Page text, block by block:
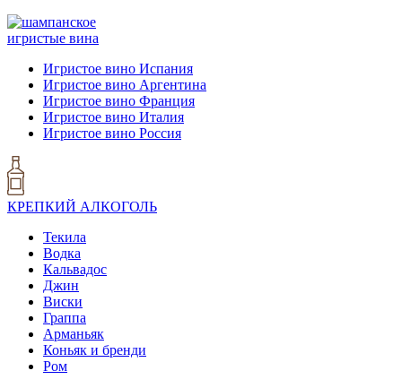
игристые вина
Игристое вино Испания
Игристое вино Аргентина
Игристое вино Франция
Игристое вино Италия
Игристое вино Россия
КРЕПКИЙ АЛКОГОЛЬ
Текила
Водка
Кальвадос
Джин
Виски
Граппа
Арманьяк
Коньяк и бренди
Ром